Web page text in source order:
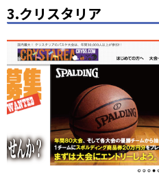
3.クリスタリア